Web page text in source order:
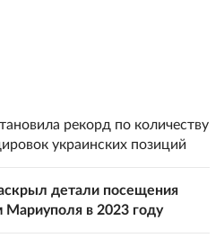
рекорд по количеству
украинских позиций
детали посещения
Мариуполя в 2023 году